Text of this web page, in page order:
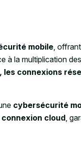
mobile,
à la multiplication
les connexions
cybersécurité
cloud,